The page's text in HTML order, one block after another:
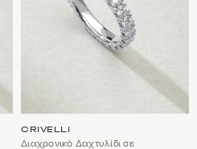
CRIVELLI
Διαχρονικό Δαχτυλίδι σε